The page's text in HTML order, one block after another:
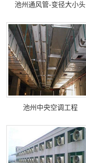
池州通风管-变径大小头
池州中央空调工程